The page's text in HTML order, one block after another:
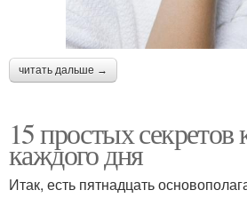
читать дальше →
15 простых секретов
каждого дня
Итак, есть пятнадцать